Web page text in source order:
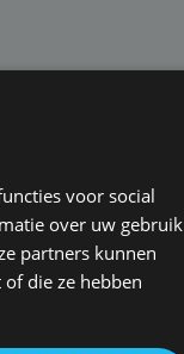
voor social
over uw gebruik
partners kunnen
die ze hebben